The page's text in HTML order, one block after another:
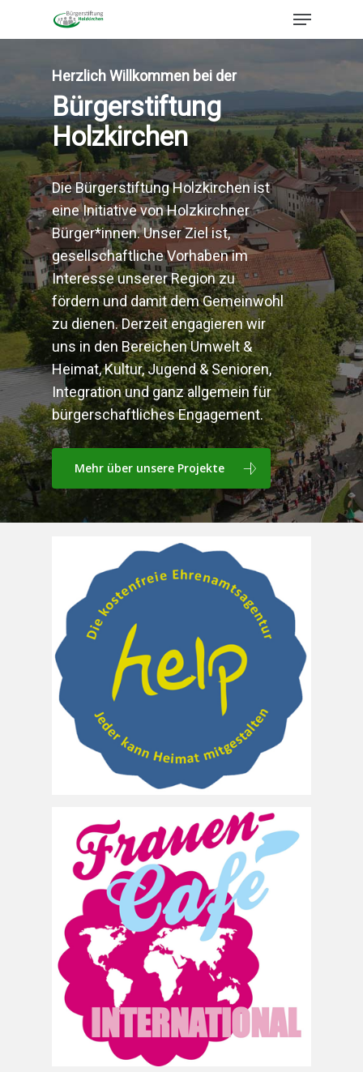
Herzlich Willkommen bei der
Bürgerstiftung
Holzkirchen
Die Bürgerstiftung Holzkirchen ist
eine Initiative von Holzkirchner
Bürger*innen. Unser Ziel ist,
gesellschaftliche Vorhaben im
Interesse unserer Region zu
fördern und damit dem Gemeinwohl
zu dienen. Derzeit engagieren wir
uns in den Bereichen Umwelt &
Heimat, Kultur, Jugend & Senioren,
Integration und ganz allgemein für
bürgerschaftliches Engagement.
Mehr über unsere Projekte